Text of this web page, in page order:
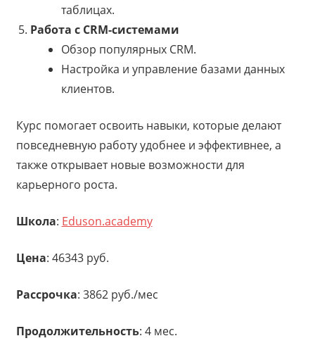
таблицах.
Работа с CRM-системами
Обзор популярных CRM.
Настройка и управление базами данных
клиентов.
Курс помогает освоить навыки, которые делают
повседневную работу удобнее и эффективнее, а
также открывает новые возможности для
карьерного роста.
Школа: Eduson.academy
Цена: 46343 руб.
Рассрочка: 3862 руб./мес
Продолжительность: 4 мес.